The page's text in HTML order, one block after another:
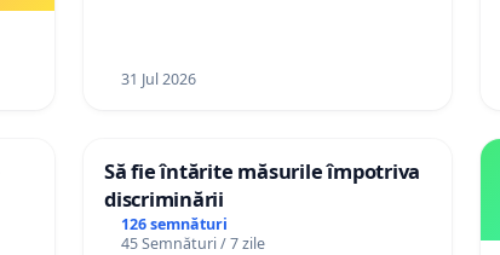
31 Jul 2026
Să fie întărite măsurile împotriva
discriminării
126 semnături
45 Semnături / 7 zile